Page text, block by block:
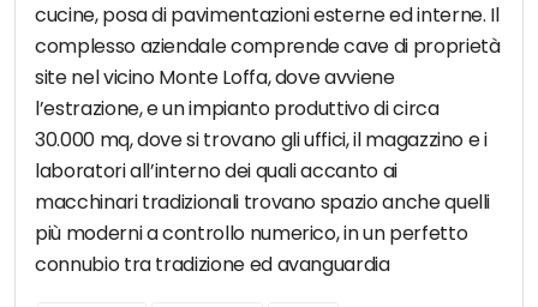
cucine, posa di pavimentazioni esterne ed interne. Il
complesso aziendale comprende cave di proprietà
site nel vicino Monte Loffa, dove avviene
l’estrazione, e un impianto produttivo di circa
30.000 mq, dove si trovano gli uffici, il magazzino e i
laboratori all’interno dei quali accanto ai
macchinari tradizionali trovano spazio anche quelli
più moderni a controllo numerico, in un perfetto
connubio tra tradizione ed avanguardia